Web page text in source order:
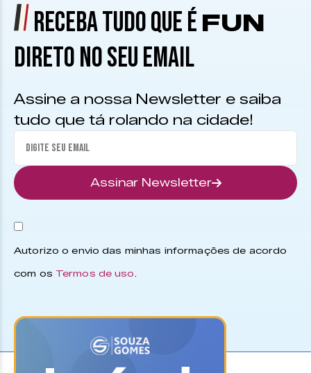
RECEBA TUDO QUE É FUN
DIRETO NO SEU EMAIL
Assine a nossa Newsletter e saiba
tudo que tá rolando na cidade!
Assinar Newsletter
Autorizo o envio das minhas informações de acordo
com os Termos de uso.